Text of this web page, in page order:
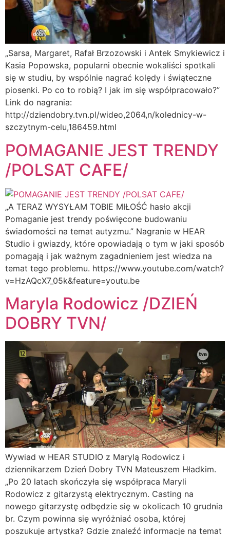
„Sarsa, Margaret, Rafał Brzozowski i Antek Smykiewicz i
Kasia Popowska, popularni obecnie wokaliści spotkali
się w studiu, by wspólnie nagrać kolędy i świąteczne
piosenki. Po co to robią? I jak im się współpracowało?”
Link do nagrania:
http://dziendobry.tvn.pl/wideo,2064,n/kolednicy-w-
szczytnym-celu,186459.html
POMAGANIE JEST TRENDY
/POLSAT CAFE/
„A TERAZ WYSYŁAM TOBIE MIŁOŚĆ hasło akcji
Pomaganie jest trendy poświęcone budowaniu
świadomości na temat autyzmu.” Nagranie w HEAR
Studio i gwiazdy, które opowiadają o tym w jaki sposób
pomagają i jak ważnym zagadnieniem jest wiedza na
temat tego problemu. https://www.youtube.com/watch?
v=HzAQcX7_05k&feature=youtu.be
Maryla Rodowicz /DZIEŃ
DOBRY TVN/
Wywiad w HEAR STUDIO z Marylą Rodowicz i
dziennikarzem Dzień Dobry TVN Mateuszem Hładkim.
„Po 20 latach skończyła się współpraca Maryli
Rodowicz z gitarzystą elektrycznym. Casting na
nowego gitarzystę odbędzie się w okolicach 10 grudnia
br. Czym powinna się wyróżniać osoba, której
poszukuje artystka? Gdzie znaleźć informacje na temat